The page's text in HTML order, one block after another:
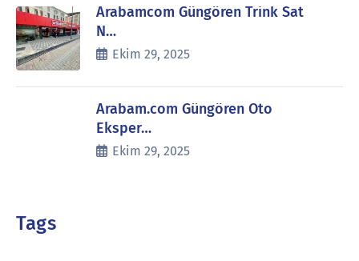
Arabamcom Güngören Trink Sat
N…
Ekim 29, 2025
Arabam.com Güngören Oto
Eksper…
Ekim 29, 2025
Tags